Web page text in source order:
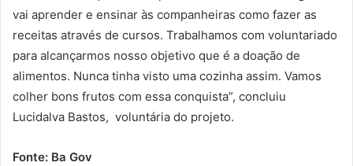
vai aprender e ensinar às companheiras como fazer as
receitas através de cursos. Trabalhamos com voluntariado
para alcançarmos nosso objetivo que é a doação de
alimentos. Nunca tinha visto uma cozinha assim. Vamos
colher bons frutos com essa conquista”, concluiu
Lucidalva Bastos, voluntária do projeto.
Fonte: Ba Gov